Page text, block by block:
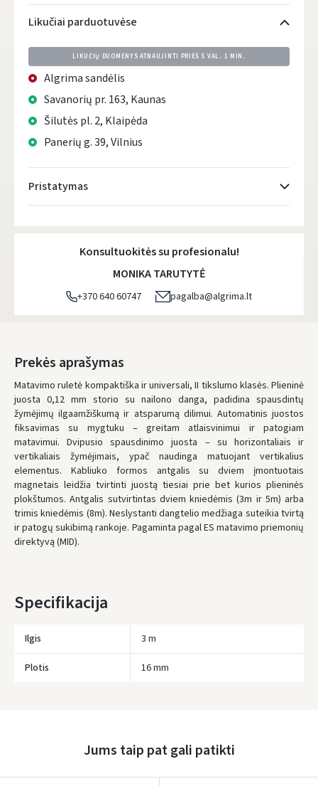
Likučiai parduotuvėse
LIKUČIŲ DUOMENYS ATNAUJINTI PRIEŠ 5 VAL. 1 MIN.
Algrima sandėlis
Savanorių pr. 163, Kaunas
Šilutės pl. 2, Klaipėda
Panerių g. 39, Vilnius
Pristatymas
Atsiėmimo taškai- 0.00 €
DPD kurjeris - 5.00 €
DPD paštomatai- 4.00 €
LP Express paštomatai
LP Express kurjeris- 4.00 €
Pirmadienį, Rugpjūčio 10 d.
UŽSAKYMUS NUO80 € PRISTATOME NEMOKAMAI!
IKI NEMOKAMO PRISTATYMO TRŪKSTA:80 €
* Pristatymo terminai yra preliminarūs ir gali priklausyti nuo kurjerių
užimtumo.
Konsultuokitės su profesionalu!
MONIKA TARUTYTĖ
+370 640 60747 pagalba@algrima.lt
Prekės aprašymas
Matavimo ruletė kompaktiška ir universali, II tikslumo klasės. Plieninė
juosta 0,12 mm storio su nailono danga, padidina spausdintų
žymėjimų ilgaamžiškumą ir atsparumą dilimui. Automatinis juostos
fiksavimas su mygtuku – greitam atlaisvinimui ir patogiam
matavimui. Dvipusio spausdinimo juosta – su horizontaliais ir
vertikaliais žymėjimais, ypač naudinga matuojant vertikalius
elementus. Kabliuko formos antgalis su dviem įmontuotais
magnetais leidžia tvirtinti juostą tiesiai prie bet kurios plieninės
plokštumos. Antgalis sutvirtintas dviem kniedėmis (3m ir 5m) arba
trimis kniedėmis (8m). Neslystanti dangtelio medžiaga suteikia tvirtą
ir patogų sukibimą rankoje. Pagaminta pagal ES matavimo priemonių
direktyvą (MID).
Specifikacija
Ilgis 3 m
Plotis 16 mm
Jums taip pat gali patikti